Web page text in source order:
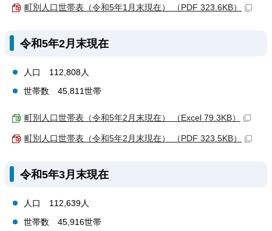
町別人口世帯表（令和5年1月末現在） （PDF 323.6KB）
令和5年2月末現在
人口 112,808人
世帯数 45,811世帯
町別人口世帯表（令和5年2月末現在） （Excel 79.3KB）
町別人口世帯表（令和5年2月末現在） （PDF 323.5KB）
令和5年3月末現在
人口 112,639人
世帯数 45,916世帯